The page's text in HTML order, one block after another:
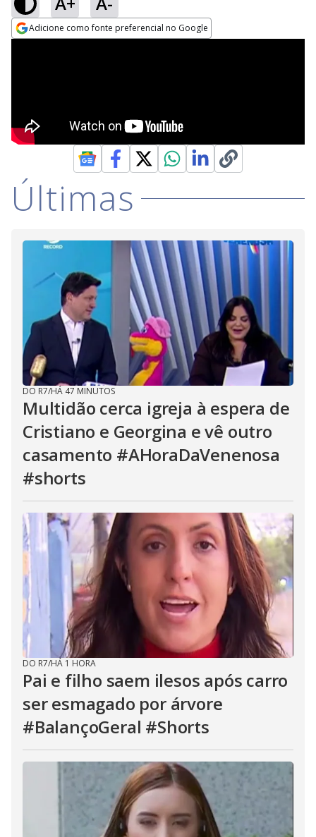
Adicione como fonte preferencial no Google
Últimas
DO R7/HÁ 47 MINUTOS
Multidão cerca igreja à espera de
Cristiano e Georgina e vê outro
casamento #AHoraDaVenenosa
#shorts
DO R7/HÁ 1 HORA
Pai e filho saem ilesos após carro
ser esmagado por árvore
#BalançoGeral #Shorts